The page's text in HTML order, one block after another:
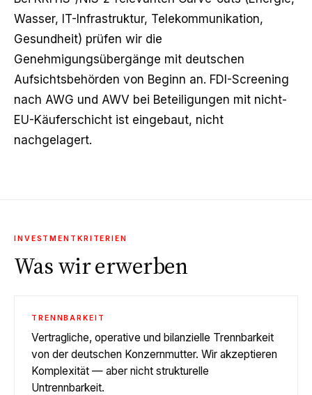
Wasser, IT-Infrastruktur, Telekommunikation,
Gesundheit) prüfen wir die
Genehmigungsübergänge mit deutschen
Aufsichtsbehörden von Beginn an. FDI-Screening
nach AWG und AWV bei Beteiligungen mit nicht-
EU-Käuferschicht ist eingebaut, nicht
nachgelagert.
INVESTMENTKRITERIEN
Was wir erwerben
TRENNBARKEIT
Vertragliche, operative und bilanzielle Trennbarkeit
von der deutschen Konzernmutter. Wir akzeptieren
Komplexität — aber nicht strukturelle
Untrennbarkeit.